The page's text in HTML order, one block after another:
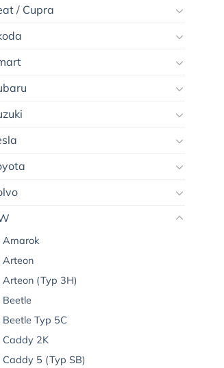
/ Cupra
Amarok
Arteon
Arteon (Typ 3H)
Beetle
Beetle Typ 5C
Caddy 2K
Caddy 5 (Typ SB)